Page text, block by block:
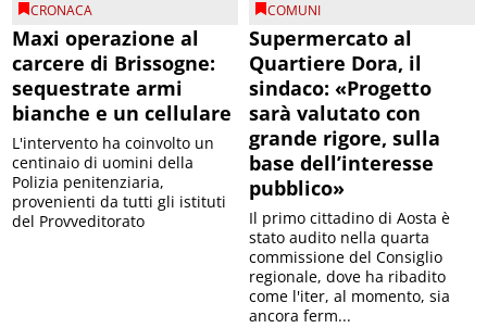
CRONACA
Maxi operazione al
carcere di Brissogne:
sequestrate armi
bianche e un cellulare
L'intervento ha coinvolto un
centinaio di uomini della
Polizia penitenziaria,
provenienti da tutti gli istituti
del Provveditorato
COMUNI
Supermercato al
Quartiere Dora, il
sindaco: «Progetto
sarà valutato con
grande rigore, sulla
base dell’interesse
pubblico»
Il primo cittadino di Aosta è
stato audito nella quarta
commissione del Consiglio
regionale, dove ha ribadito
come l'iter, al momento, sia
ancora ferm...